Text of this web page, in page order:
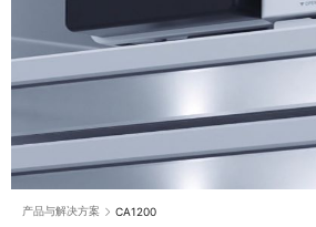
产品与解决方案 CA1200